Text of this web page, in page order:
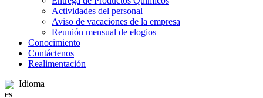
Actividades del personal
Aviso de vacaciones de la empresa
Reunión mensual de elogios
Conocimiento
Contáctenos
Realimentación
Idioma